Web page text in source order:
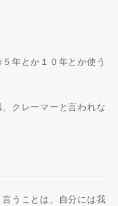
年とか１０年とか使う
クレーマーと言われな
うことは、自分には我